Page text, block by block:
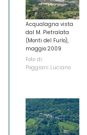
Acqualagna vista
dal M. Pietralata
(Monti del Furlo),
maggio 2009
Foto di:
Poggiani Luciano